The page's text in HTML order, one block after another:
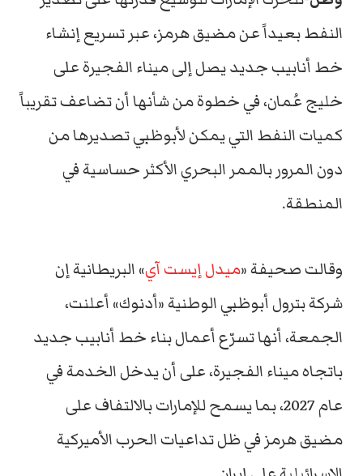
النفط بعيداً عن مضيق هرمز، عبر تسريع إنشاء
خط أنابيب جديد يصل إلى ميناء الفجيرة على
خليج عُمان، في خطوة من شأنها أن تضاعف تقريباً
كميات النفط التي يمكن لأبوظبي تصديرها من
دون المرور بالممر البحري الأكثر حساسية في
المنطقة.
وقالت صحيفة «ميدل إيست آي» البريطانية إن
شركة بترول أبوظبي الوطنية «أدنوك» أعلنت،
الجمعة، أنها تسرّع أعمال بناء خط أنابيب جديد
باتجاه ميناء الفجيرة، على أن يدخل الخدمة في
عام 2027، بما يسمح للإمارات بالالتفاف على
مضيق هرمز في ظل تداعيات الحرب الأميركية